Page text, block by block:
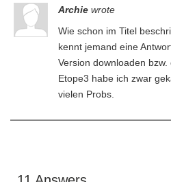
Archie wrote
Wie schon im Titel
kennt jemand eine
Version downloaden
Etope3 habe ich zwar
vielen Probs.